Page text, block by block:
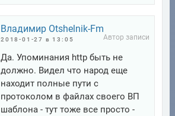
Владимир Otshelnik-Fm
2018-01-27 в 13:05
Да. Упоминания http быть не
должно. Видел что народ еще
находит полные пути с
протоколом в файлах своего ВП
шаблона - тут тоже все просто -